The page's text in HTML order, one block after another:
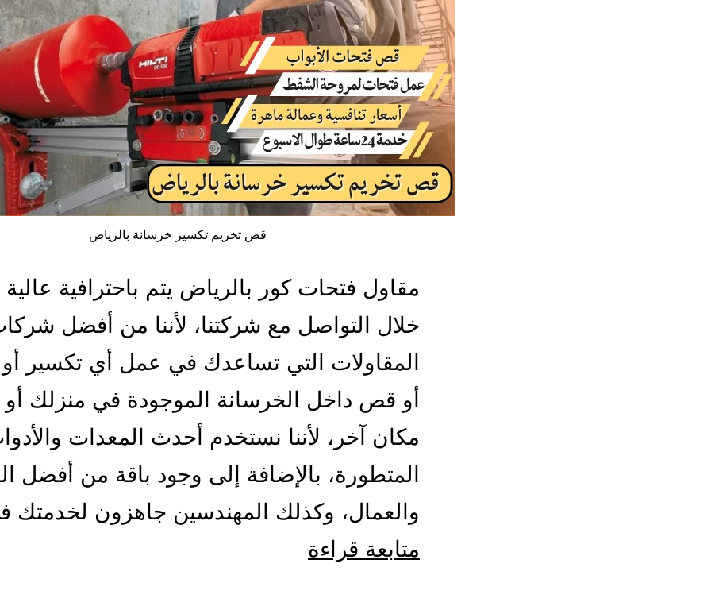
قص تخريم تكسير خرسانة بالرياض
مقاول فتحات كور بالرياض يتم باحترافية
خلال التواصل مع شركتنا، لأننا من أفضل
المقاولات التي تساعدك في عمل أي تكسير
أو قص داخل الخرسانة الموجودة في منزلك
مكان آخر، لأننا نستخدم أحدث المعدات
المتطورة، بالإضافة إلى وجود باقة من أفضل
والعمال، وكذلك المهندسين جاهزون
متابعة قراءة